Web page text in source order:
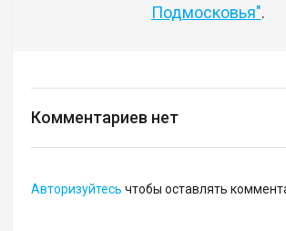
Подмосковья".
Комментариев нет
Авторизуйтесь чтобы оставлять